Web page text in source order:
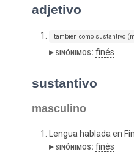
adjetivo
también como sustantivo
▸ sinónimos: finés
sustantivo
masculino
Lengua hablada en
▸ sinónimos: finés